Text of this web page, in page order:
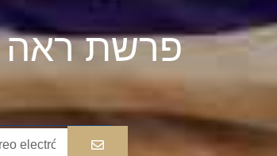
Parshat Re´eh | פרשת ראה